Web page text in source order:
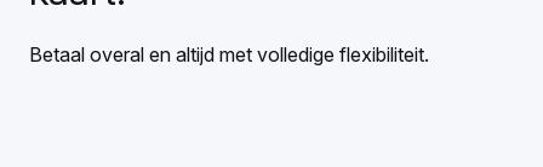
Betaal overal en altijd met volledige flexibiliteit.